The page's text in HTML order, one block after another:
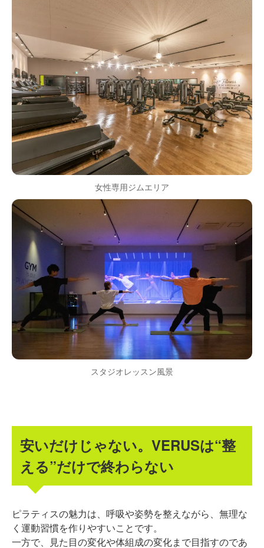
女性専用ジムエリア
スタジオレッスン風景
安いだけじゃない。VERUSは“整
える”だけで終わらない
ピラティスの魅力は、呼吸や姿勢を整えながら、無理な
く運動習慣を作りやすいことです。
一方で、見た目の変化や体組成の変化まで目指すのであ